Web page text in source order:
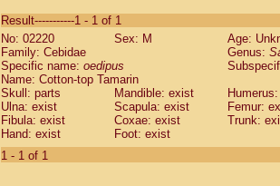
CebidaeSaguinus labiatus(0)
Cebidae Saguinus leucopus (0)
Cebidae
CebidaeSaguinus mystax
Cebidae Saguinus nigricollis (0)
Cebidae Saguinus oedipus
Cebidae Saguinus weddelli
Cebidae Saguinusspp.
Cebidae
Result-----------1 - 1 of 1
No: 02220
Sex: M
Age:
Family: Cebidae
Genus:
Specific name: oedipus
Name: Cotton-top Tamarin
Skull: parts
Mandible: exist
Ulna: exist
Scapula: exist
Femur:
Fibula: exist
Coxae: exist
Trunk:
Hand: exist
Foot: exist
1 - 1 of 1